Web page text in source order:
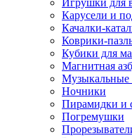
Игрушки для
Карусели и
Качалки-
Коврики-
Кубики для
Магнитная
Музыкальные
Ночники
Пирамидки и
Погремушки